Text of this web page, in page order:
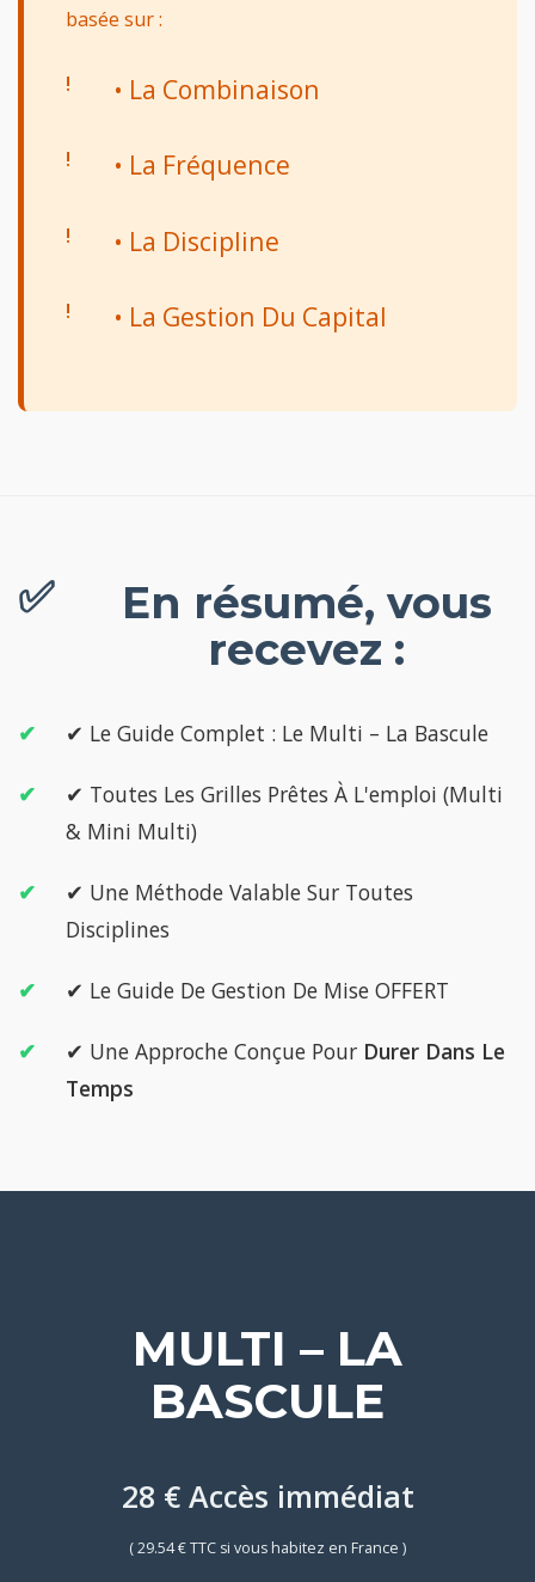
basée sur :
• La Combinaison
• La Fréquence
• La Discipline
• La Gestion Du Capital
En résumé, vous
recevez :
✔ Le Guide Complet : Le Multi – La Bascule
✔ Toutes Les Grilles Prêtes À L'emploi (Multi
& Mini Multi)
✔ Une Méthode Valable Sur Toutes
Disciplines
✔ Le Guide De Gestion De Mise OFFERT
✔ Une Approche Conçue Pour Durer Dans Le
Temps
MULTI – LA
BASCULE
28 € Accès immédiat
( 29.54 € TTC si vous habitez en France )